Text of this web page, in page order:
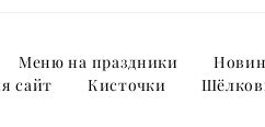
Меню на праздники
сайт Кисточки